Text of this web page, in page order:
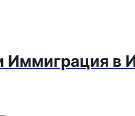
Иммиграция в